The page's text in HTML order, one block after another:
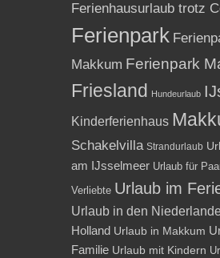
Ferienhausurlaub trotz
Ferienpark
Makkum Ferienpark
Friesland Hundeurlaub
Kinderferienhaus
Schakelvilla Strandurlaub
am IJsselmeer Urlaub für
Verliebte Urlaub im
Urlaub in den
Holland Urlaub in Makkum
Familie Urlaub mit Kindern